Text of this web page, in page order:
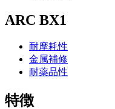
ARC BX1
耐摩耗性
金属補修
耐薬品性
特徴